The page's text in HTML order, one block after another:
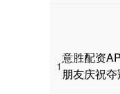
1
意胜配资
朋友庆祝